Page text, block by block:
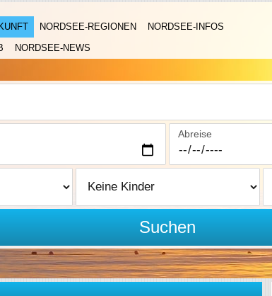
NORDSEE-REGIONEN
NORDSEE-INFOS
NORDSEE-NEWS
Abreise
Suchen